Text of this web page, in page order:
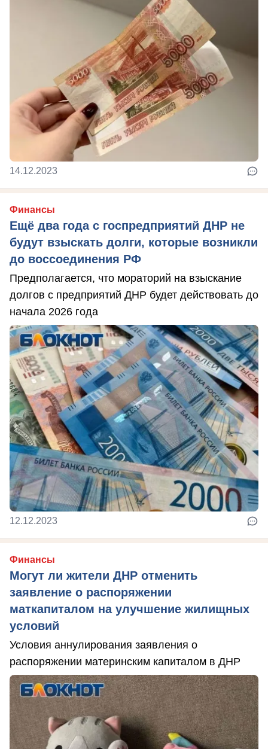
14.12.2023
Финансы
Ещё два года с госпредприятий ДНР не
будут взыскать долги, которые возникли
до воссоединения РФ
Предполагается, что мораторий на взыскание
долгов с предприятий ДНР будет действовать до
начала 2026 года
12.12.2023
Финансы
Могут ли жители ДНР отменить
заявление о распоряжении
маткапиталом на улучшение жилищных
условий
Условия аннулирования заявления о
распоряжении материнским капиталом в ДНР